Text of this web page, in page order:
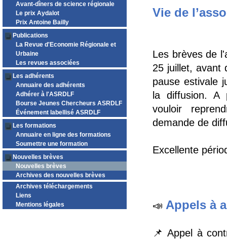
Avant-dîners de science régionale
Le prix Aydalot
Prix Antoine Bailly
Publications
La Revue d'Economie Régionale et
Urbaine
Les revues associées
Les adhérents
Annuaire des adhérents
Adhérer à l'ASRDLF
Bourse Jeunes Chercheurs ASRDLF
Événement labellisé ASRDLF
Les formations
Annuaire en ligne des formations
Soumettre une formation
Nouvelles brèves
Nouvelles brèves
Archives des nouvelles brèves
Archives téléchargements
Liens
Mentions légales
Vie de
Les brèves de
25 juillet, avant
pause estivale
la diffusion.
vouloir
demande de
Excellente
📣 Appels à
📌 Appel à